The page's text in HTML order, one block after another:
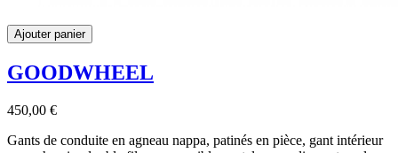
Ajouter panier
GOODWHEEL
450,00 €
Gants de conduite en agneau nappa, patinés en pièce, gant intérieur